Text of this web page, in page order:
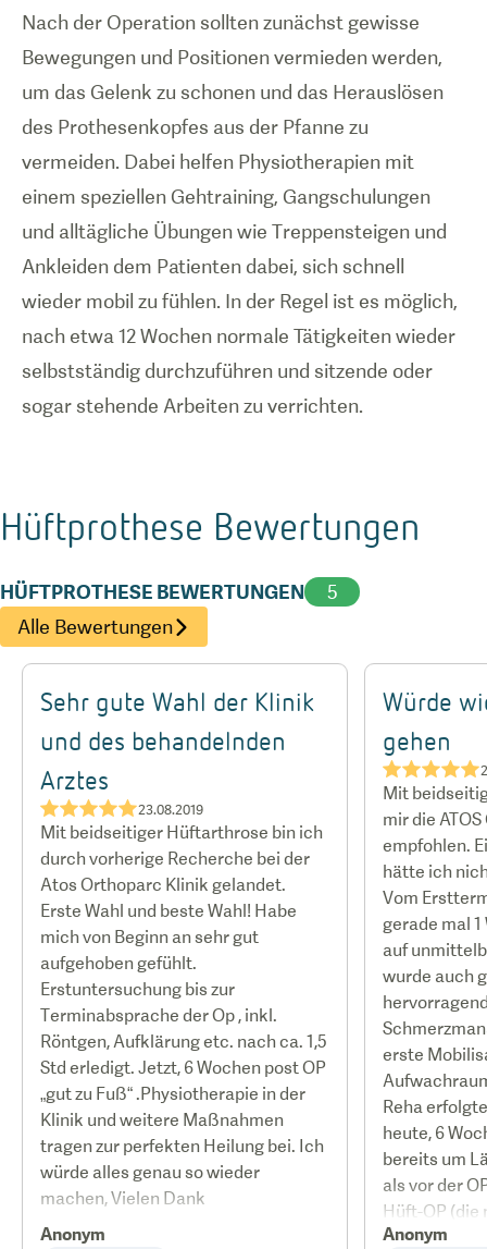
Nach der Operation sollten zunächst gewisse
Bewegungen und Positionen vermieden werden,
um das Gelenk zu schonen und das Herauslösen
des Prothesenkopfes aus der Pfanne zu
vermeiden. Dabei helfen Physiotherapien mit
einem speziellen Gehtraining, Gangschulungen
und alltägliche Übungen wie Treppensteigen und
Ankleiden dem Patienten dabei, sich schnell
wieder mobil zu fühlen. In der Regel ist es möglich,
nach etwa 12 Wochen normale Tätigkeiten wieder
selbstständig durchzuführen und sitzende oder
sogar stehende Arbeiten zu verrichten.
Hüftprothese Bewertungen
HÜFTPROTHESE BEWERTUNGEN
5
Alle Bewertungen
Sehr gute Wahl der Klinik
und des behandelnden
Arztes
★★★★★23.08.2019
Mit beidseitiger Hüftarthrose bin ich
durch vorherige Recherche bei der
Atos Orthoparc Klinik gelandet.
Erste Wahl und beste Wahl! Habe
mich von Beginn an sehr gut
aufgehoben gefühlt.
Erstuntersuchung bis zur
Terminabsprache der Op , inkl.
Röntgen, Aufklärung etc. nach ca. 1,5
Std erledigt. Jetzt, 6 Wochen post OP
„gut zu Fuß“ .Physiotherapie in der
Klinik und weitere Maßnahmen
tragen zur perfekten Heilung bei. Ich
würde alles genau so wieder
machen, Vielen Dank
Anonym
Würde
gehen
★★★★★
Mit
mir die
empfohlen.
hätte ich
Vom
gerade mal
auf
wurde auch
erste
Reha
heute, 6
bereits um
als vor der
Hüft-OP (die
ist), werde
Anonym